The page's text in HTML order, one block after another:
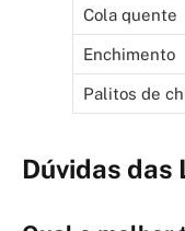
Cola quente
Enchimento
Palitos de
Dúvidas das